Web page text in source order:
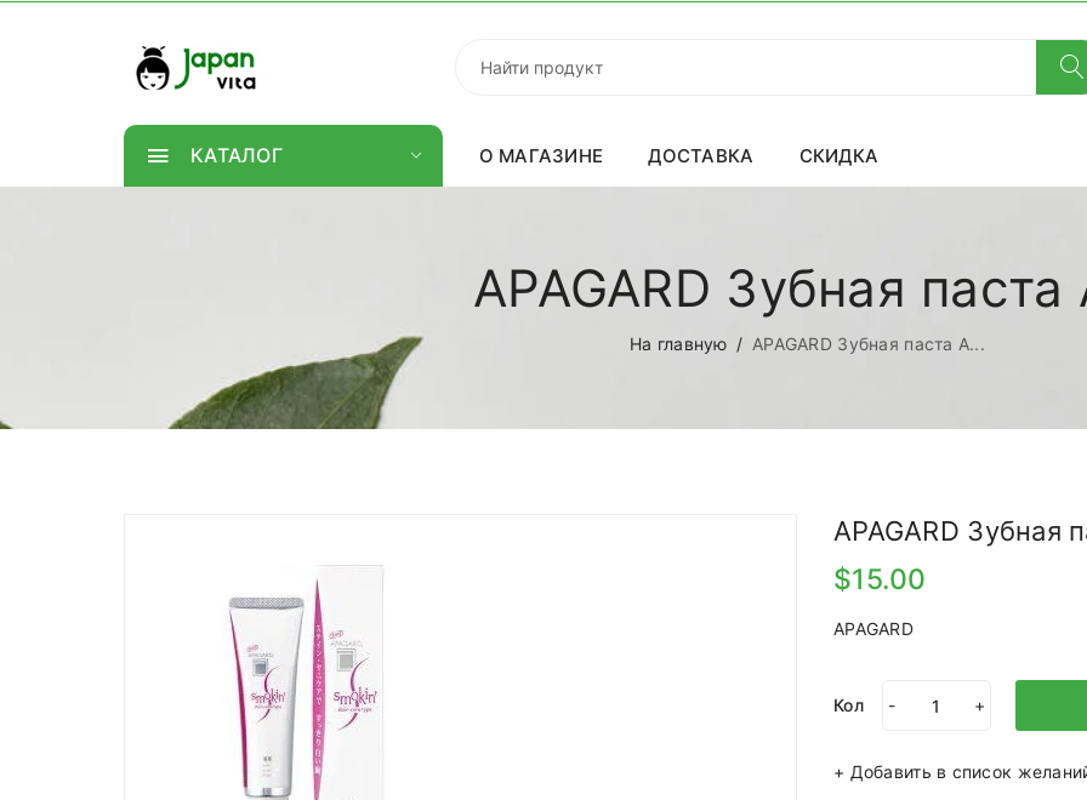
КАТАЛОГ О МАГАЗИНЕ ДОСТАВКА СКИДКА
APAGARD Зубная паста
На главную APAGARD Зубная паста A...
APAGARD Зубная
$15.00
APAGARD
Кол - +
+ Добавить в список